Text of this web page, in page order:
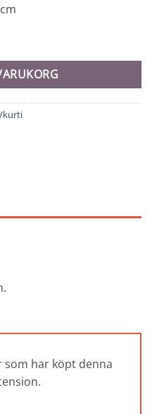
kurti
som har köpt denna